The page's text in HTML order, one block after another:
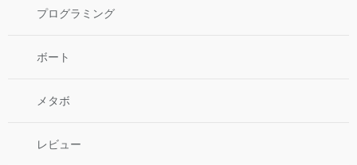
プログラミング
ボート
メタボ
レビュー